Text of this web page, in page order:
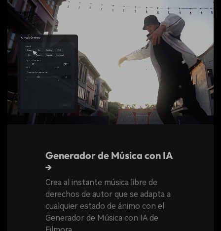
Generador de Música con IA
→
Crea al instante música libre de
derechos de autor que se adapta a
cualquier estado de ánimo con el
Generador de Música con IA de